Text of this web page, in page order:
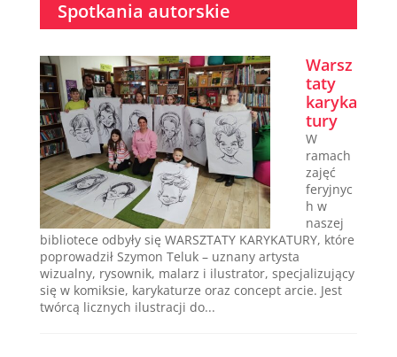
Spotkania autorskie
Warsz
taty
karyka
tury
W
ramach
zajęć
feryjnyc
h w
naszej
bibliotece odbyły się WARSZTATY KARYKATURY, które
poprowadził Szymon Teluk – uznany artysta
wizualny, rysownik, malarz i ilustrator, specjalizujący
się w komiksie, karykaturze oraz concept arcie. Jest
twórcą licznych ilustracji do...